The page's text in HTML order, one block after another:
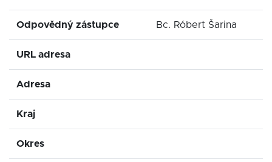
Odpovědný zástupce Bc. Róbert Šarina
URL adresa
Adresa
Kraj
Okres